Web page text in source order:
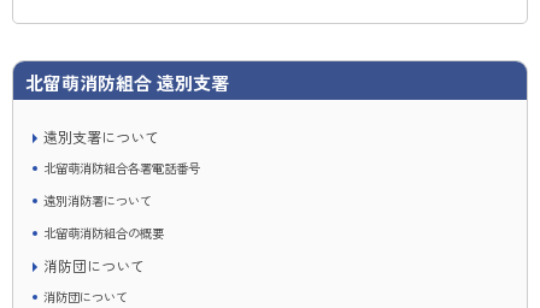
北留萌消防組合 遠別支署
遠別支署について
北留萌消防組合各署電話番号
遠別消防署について
北留萌消防組合の概要
消防団について
消防団について